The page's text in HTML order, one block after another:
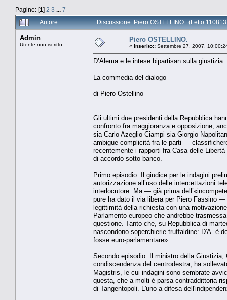
Pagine: [1] 2 3 ... 7
Autore
Discussione: Piero OSTELLINO. (Letto
Admin
Utente non iscritto
Piero OSTELLINO.
« inserito:: Settembre 27, 2007,
D’Alema e le intese bipartisan sulla giustizia
La commedia del dialogo
di Piero Ostellino
Gli ultimi due presidenti della Repubblica
confronto fra maggioranza e opposizione,
sia Carlo Azeglio Ciampi sia Giorgio
ambigue complicità fra le parti —
recentemente i rapporti fra Casa delle
di accordo sotto banco.
Primo episodio. Il giudice per le indagini
autorizzazione all’uso delle intercettazioni
interlocutore. Ma — già prima
pure ha dato il via libera per Piero Fassino
legittimità della richiesta con una
Parlamento europeo che andrebbe
questione. Tanto che, su Repubblica di
nascondono soperchierie truffaldine: D'A. è
fosse euro-parlamentare».
Secondo episodio. Il ministro della
condiscendenza del centrodestra, ha
Magistris, le cui indagini sono sembrate
questa, che a molti è parsa contraddittoria
di Tangentopoli. L'uno a difesa